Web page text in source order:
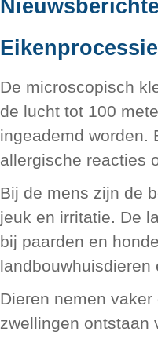
De microscopisch
de lucht tot 100
ingeademd worden.
allergische reacties
Bij de mens zijn de
jeuk en irritatie. De
bij paarden en
Dieren nemen
zwellingen ontstaan